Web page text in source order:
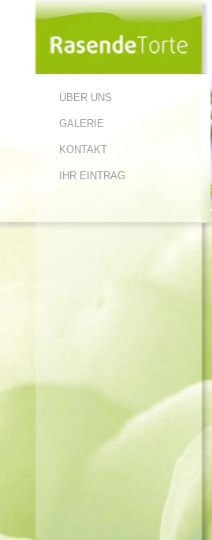
ÜBER UNS
GALERIE
KONTAKT
IHR EINTRAG